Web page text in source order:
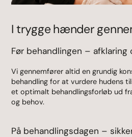
I trygge hænder
Før behandlingen –
Vi gennemfører altid en grundig
behandling for at vurdere hudens
et optimalt behandlingsforløb ud
og behov.
På behandlingsdagen –